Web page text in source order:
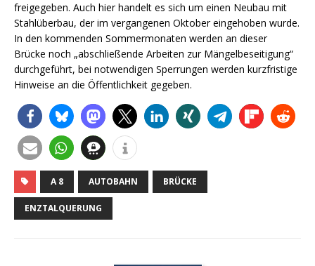
freigegeben. Auch hier handelt es sich um einen Neubau mit
Stahlüberbau, der im vergangenen Oktober eingehoben wurde.
In den kommenden Sommermonaten werden an dieser
Brücke noch „abschließende Arbeiten zur Mängelbeseitigung“
durchgeführt, bei notwendigen Sperrungen werden kurzfristige
Hinweise an die Öffentlichkeit gegeben.
A 8 AUTOBAHN BRÜCKE
ENZTALQUERUNG